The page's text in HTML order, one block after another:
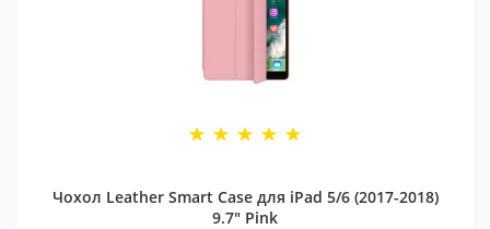
Чохол Leather Smart Case для iPad 5/6 (2017-2018)
9.7" Pink